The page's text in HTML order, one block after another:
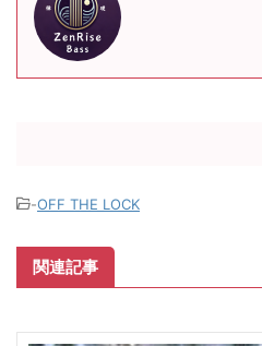
-OFF THE LOCK
関連記事